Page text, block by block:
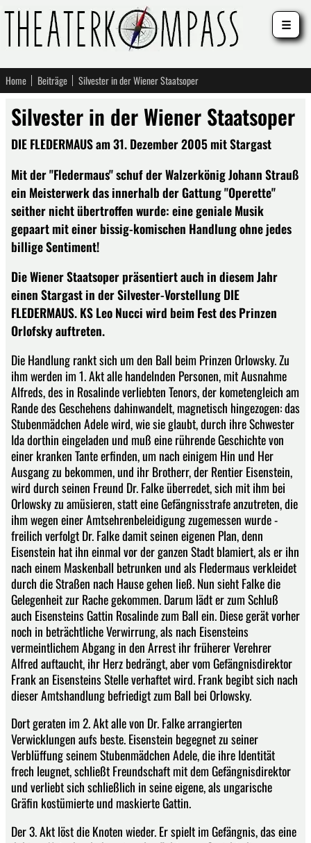
Home Beiträge Silvester in der Wiener Staatsoper
Silvester in der Wiener Staatsoper
DIE FLEDERMAUS am 31. Dezember 2005 mit Stargast
Mit der "Fledermaus" schuf der Walzerkönig Johann Strauß
ein Meisterwerk das innerhalb der Gattung "Operette"
seither nicht übertroffen wurde: eine geniale Musik
gepaart mit einer bissig-komischen Handlung ohne jedes
billige Sentiment!
Die Wiener Staatsoper präsentiert auch in diesem Jahr
einen Stargast in der Silvester-Vorstellung DIE
FLEDERMAUS. KS Leo Nucci wird beim Fest des Prinzen
Orlofsky auftreten.
Die Handlung rankt sich um den Ball beim Prinzen Orlowsky. Zu
ihm werden im 1. Akt alle handelnden Personen, mit Ausnahme
Alfreds, des in Rosalinde verliebten Tenors, der kometengleich am
Rande des Geschehens dahinwandelt, magnetisch hingezogen: das
Stubenmädchen Adele wird, wie sie glaubt, durch ihre Schwester
Ida dorthin eingeladen und muß eine rührende Geschichte von
einer kranken Tante erfinden, um nach einigem Hin und Her
Ausgang zu bekommen, und ihr Brotherr, der Rentier Eisenstein,
wird durch seinen Freund Dr. Falke überredet, sich mit ihm bei
Orlowsky zu amüsieren, statt eine Gefängnisstrafe anzutreten, die
ihm wegen einer Amtsehrenbeleidigung zugemessen wurde -
freilich verfolgt Dr. Falke damit seinen eigenen Plan, denn
Eisenstein hat ihn einmal vor der ganzen Stadt blamiert, als er ihn
nach einem Maskenball betrunken und als Fledermaus verkleidet
durch die Straßen nach Hause gehen ließ. Nun sieht Falke die
Gelegenheit zur Rache gekommen. Darum lädt er zum Schluß
auch Eisensteins Gattin Rosalinde zum Ball ein. Diese gerät vorher
noch in beträchtliche Verwirrung, als nach Eisensteins
vermeintlichem Abgang in den Arrest ihr früherer Verehrer
Alfred auftaucht, ihr Herz bedrängt, aber vom Gefängnisdirektor
Frank an Eisensteins Stelle verhaftet wird. Frank begibt sich nach
dieser Amtshandlung befriedigt zum Ball bei Orlowsky.
Dort geraten im 2. Akt alle von Dr. Falke arrangierten
Verwicklungen aufs beste. Eisenstein begegnet zu seiner
Verblüffung seinem Stubenmädchen Adele, die ihre Identität
frech leugnet, schließt Freundschaft mit dem Gefängnisdirektor
und verliebt sich schließlich in seine eigene, als ungarische
Gräfin kostümierte und maskierte Gattin.
Der 3. Akt löst die Knoten wieder. Er spielt im Gefängnis, das eine
☰